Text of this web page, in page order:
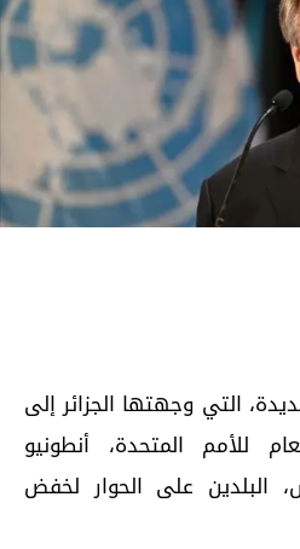
التي وجهتها الجزائر إلى
للأمم المتحدة، أنطونيو
البلدين على الحوار لخفض